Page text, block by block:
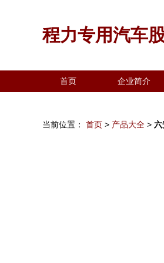
程力专用汽车
首页 企业简介
当前位置： 首页 > 产品大全 > 六